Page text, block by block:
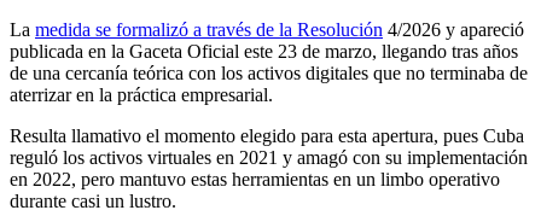
La medida se formalizó a través de la Resolución 4/2026 y apareció
publicada en la Gaceta Oficial este 23 de marzo, llegando tras años
de una cercanía teórica con los activos digitales que no terminaba de
aterrizar en la práctica empresarial.
Resulta llamativo el momento elegido para esta apertura, pues Cuba
reguló los activos virtuales en 2021 y amagó con su implementación
en 2022, pero mantuvo estas herramientas en un limbo operativo
durante casi un lustro.